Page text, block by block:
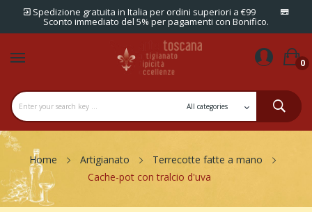
Spedizione gratuita in Italia per ordini superiori a €99
Sconto immediato del 5% per pagamenti con Bonifico.
0
Home Artigianato
Terrecotte fatte a mano
Cache-pot con tralcio d'uva